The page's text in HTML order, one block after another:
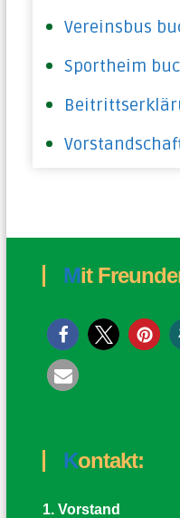
Vereinsbus
Sportheim
Mit
Kontakt:
1. Vorstand